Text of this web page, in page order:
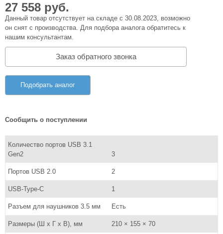
27 558 руб.
Данный товар отсутствует на складе с 30.08.2023, возможно
он снят с производства. Для подбора аналога обратитесь к
нашим консультантам.
Заказ обратного звонка
Подобрать аналог
Сообщить о поступлении
Количество портов USB 3.1
Gen2
3
Портов USB 2.0 2
USB-Type-C 1
Разъем для наушников 3.5 мм Есть
Размеры (Ш x Г x В), мм 210 × 155 × 70